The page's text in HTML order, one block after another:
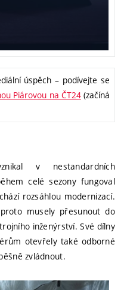
úspěch – podívejte se
Piárovou na ČT24(začíná
v nestandardních
celé sezony fungoval
rozsáhlou modernizací.
musely přesunout do
inženýrství. Své dílny
otevřely také odborné
zvládnout.